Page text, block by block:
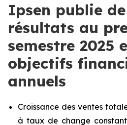
Ipsen publie
résultats au
semestre 2025
objectifs
annuels
Croissance des ventes
à taux de change constant